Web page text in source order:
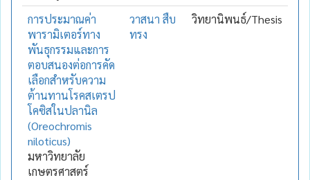
การประมาณค่า
พารามิเตอร์ทาง
พันธุกรรมและการ
ตอบสนองต่อการคัด
เลือกสำหรับความ
ต้านทานโรคสเตรป
โคซิสในปลานิล
(Oreochromis
niloticus)
มหาวิทยาลัย
เกษตรศาสตร์
วาสนา สืบ
ทรง
วิทยานิพนธ์/Thesis